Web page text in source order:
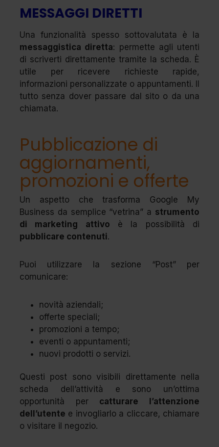
MESSAGGI DIRETTI
Una funzionalità spesso sottovalutata è la
messaggistica diretta: permette agli utenti
di scriverti direttamente tramite la scheda. È
utile per ricevere richieste rapide,
informazioni personalizzate o appuntamenti. Il
tutto senza dover passare dal sito o da una
chiamata.
Pubblicazione di
aggiornamenti,
promozioni e offerte
Un aspetto che trasforma Google My
Business da semplice “vetrina” a strumento
di marketing attivo è la possibilità di
pubblicare contenuti.
Puoi utilizzare la sezione “Post” per
comunicare:
novità aziendali;
offerte speciali;
promozioni a tempo;
eventi o appuntamenti;
nuovi prodotti o servizi.
Questi post sono visibili direttamente nella
scheda dell’attività e sono un’ottima
opportunità per catturare l’attenzione
dell’utente e invogliarlo a cliccare, chiamare
o visitare il negozio.